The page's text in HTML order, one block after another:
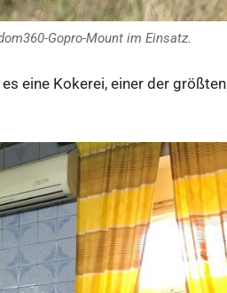
Gopro-Mount im Einsatz.
eine Kokerei, einer der größten